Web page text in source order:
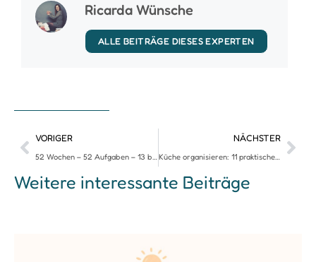
Ricarda Wünsche
ALLE BEITRÄGE DIESES EXPERTEN
VORIGER
52 Wochen – 52 Aufgaben – 13 bis 16
NÄCHSTER
Küche organisieren: 11 praktische Tipps für mehr Ordnung in der Küche
Weitere interessante Beiträge